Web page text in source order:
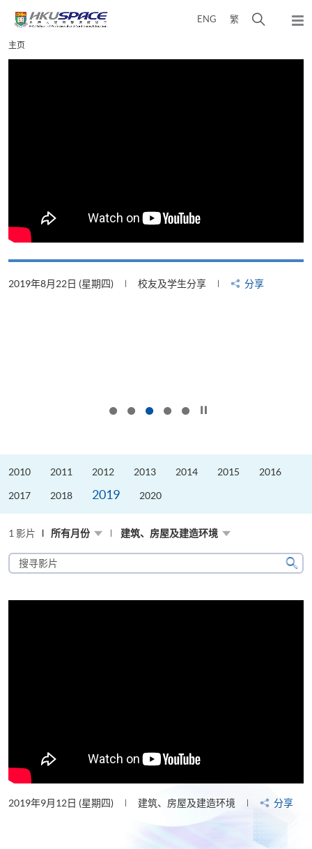
content
ENG 繁
弹
Main
content
主页
2019年8月22日 (星期四) 校友及学生分享 分享
2010 2011 2012 2013 2014 2015 2016
2017 2018 2019 2020
1 影片 所有月份 建筑、房屋及建造环境
搜
寻
片
搜
2019年9月12日 (星期四) 建筑、房屋及建造环境 分享